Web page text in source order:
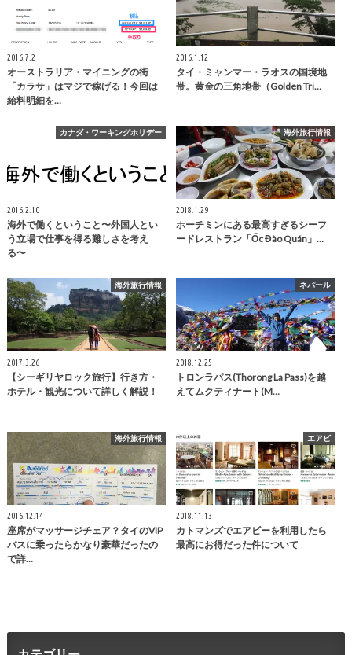
2016.7.2
オーストラリア・マイニングの街
「カラサ」はマジで稼げる！今回は
給料明細を…
2016.1.12
タイ・ミャンマー・ラオスの国境地
帯。黄金の三角地帯（Golden Tri…
カナダ・ワーキングホリデー
2016.2.10
海外で働くということ〜外国人とい
う立場で仕事を得る難しさを考え
る〜
海外旅行情報
2018.1.29
ホーチミンにある最高すぎるシーフ
ードレストラン「Ốc Đào Quán」…
海外旅行情報
2017.3.26
【シーギリヤロック旅行】行き方・
ホテル・観光について詳しく解説！
ネパール
2018.12.25
トロンラパス(Thorong La Pass)を越
えてムクティナート(M…
海外旅行情報
2016.12.14
座席がマッサージチェア？タイのVIP
バスに乗ったらかなり豪華だったの
で詳…
エアビ
2018.11.13
カトマンズでエアビーを利用したら
最高にお得だった件について